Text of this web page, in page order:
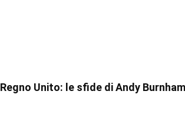
Regno Unito: le sfide di Andy Burnham